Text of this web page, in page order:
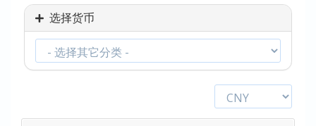
选择货币